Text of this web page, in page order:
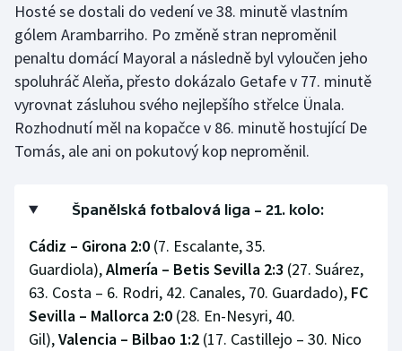
Krasobruslení
Lezení
Lyže a snowboard
Moderní pětiboj
Motorsport
Olympijské hry
Parasport
Plavání
Hosté se dostali do vedení ve 38. minutě vlastním
gólem Arambarriho. Po změně stran neproměnil
penaltu domácí Mayoral a následně byl vyloučen jeho
spoluhráč Aleňa, přesto dokázalo Getafe v 77. minutě
vyrovnat zásluhou svého nejlepšího střelce Ünala.
Rozhodnutí měl na kopačce v 86. minutě hostující De
Tomás, ale ani on pokutový kop neproměnil.
Španělská fotbalová liga – 21. kolo:
Cádiz – Girona 2:0 (7. Escalante, 35.
Guardiola),Almería – Betis Sevilla 2:3 (27. Suárez,
63. Costa – 6. Rodri, 42. Canales, 70. Guardado), FC
Sevilla – Mallorca 2:0 (28. En-Nesyri, 40.
Gil),Valencia – Bilbao 1:2 (17. Castillejo – 30. Nico